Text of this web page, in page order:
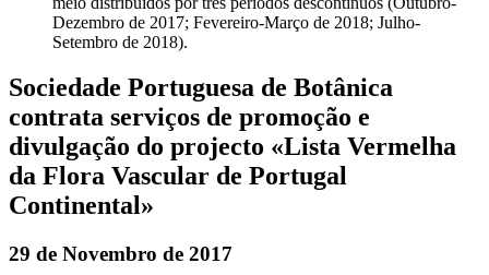
Dezembro de 2017; Fevereiro-Março de 2018; Julho-
Setembro de 2018).
Sociedade Portuguesa de Botânica
contrata serviços de promoção e
divulgação do projecto «Lista Vermelha
da Flora Vascular de Portugal
Continental»
29 de Novembro de 2017